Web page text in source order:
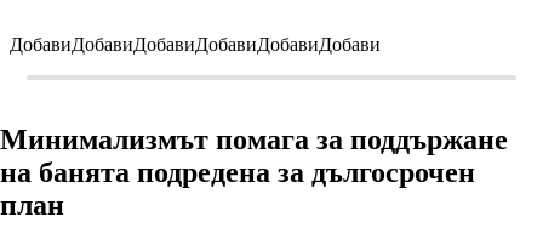
ДобавиДобавиДобавиДобавиДобавиДобави
Минимализмът помага за поддържане
на банята подредена за дългосрочен
план